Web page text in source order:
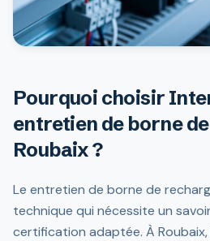
Pourquoi choisir
entretien de borne
Roubaix ?
Le entretien de borne de
technique qui nécessite un
certification adaptée. À